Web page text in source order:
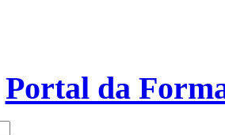
Portal da